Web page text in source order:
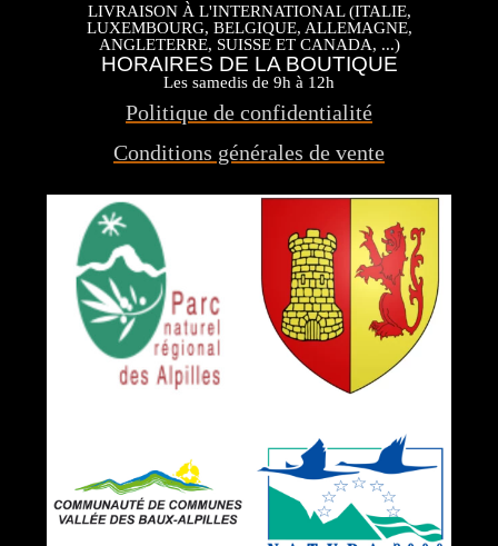
LIVRAISON À L'INTERNATIONAL (ITALIE,
LUXEMBOURG, BELGIQUE, ALLEMAGNE,
ANGLETERRE, SUISSE ET CANADA, ...)
HORAIRES DE LA BOUTIQUE
Les samedis de 9h à 12h
Politique de confidentialité
Conditions générales de vente